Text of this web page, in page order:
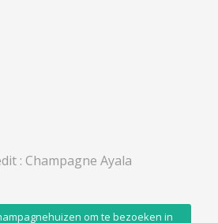
: Champagne Ayala
om te bezoeken in